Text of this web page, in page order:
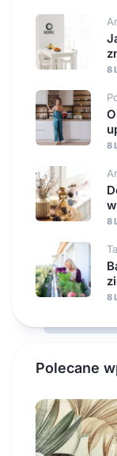
8
8
8
8
Polecane